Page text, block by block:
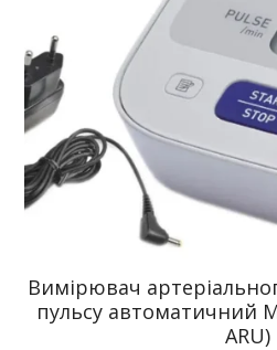
Вимірювач
пульсу автоматичний
ARU)